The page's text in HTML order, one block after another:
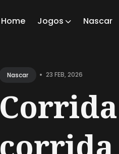
Home Jogos Nascar
Nascar • 23 FEB, 2026